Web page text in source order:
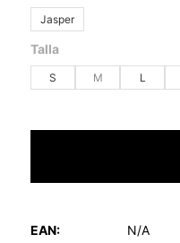
Jasper
Talla
S M L
EAN: N/A